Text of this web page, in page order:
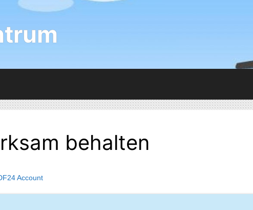
behalten
Account